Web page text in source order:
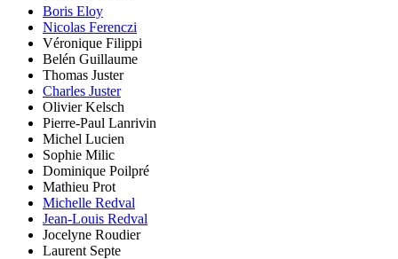
Boris Eloy
Nicolas Ferenczi
Véronique Filippi
Belén Guillaume
Thomas Juster
Charles Juster
Olivier Kelsch
Pierre-Paul Lanrivin
Michel Lucien
Sophie Milic
Dominique Poilpré
Mathieu Prot
Michelle Redval
Jean-Louis Redval
Jocelyne Roudier
Laurent Septe